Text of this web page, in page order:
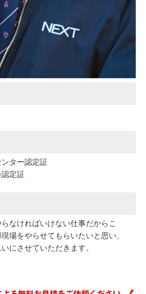
ター認定証
定証
なければいけない仕事だからこ
場をやらせてもらいたいと思い、
にさせていただきます。